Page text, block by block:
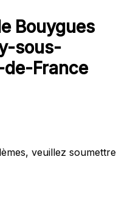
Bouygues
sous-
France
veuillez soumettre